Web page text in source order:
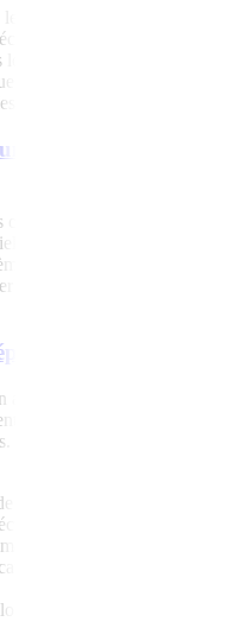
appareils Android et iOS
intégrée au téléphone.
malveillants peuvent
des applications tierces, des
protection
plusieurs couches de
malveillants. Avec la
d'exploitation et le VPN
les menaces facilement en
d'être infecté?
fiable, certaines
contribuer à protéger votre
Voici quelques bonnes
navigation et d'achat en ligne
tierces sans licence
et votre logiciel